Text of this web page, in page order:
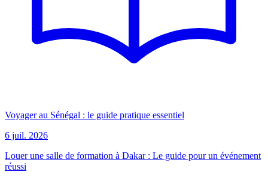
Voyager au Sénégal : le guide pratique essentiel
6 juil. 2026
Louer une salle de formation à Dakar : Le guide pour un événement
réussi